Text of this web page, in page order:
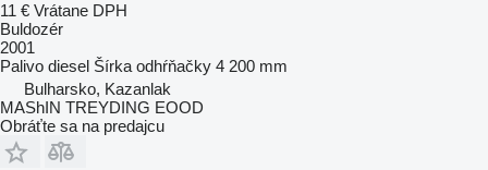
11 € Vrátane DPH
Buldozér
2001
Palivo diesel Šírka odhŕňačky 4 200 mm
Bulharsko, Kazanlak
MAShIN TREYDING EOOD
Obráťte sa na predajcu